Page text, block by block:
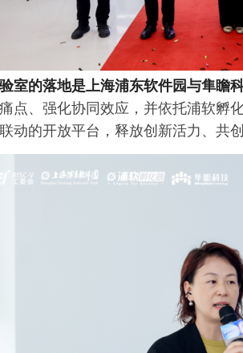
室的落地是上海浦东软件园与隼瞻
点、强化协同效应，并依托浦软孵
动的开放平台，释放创新活力、共